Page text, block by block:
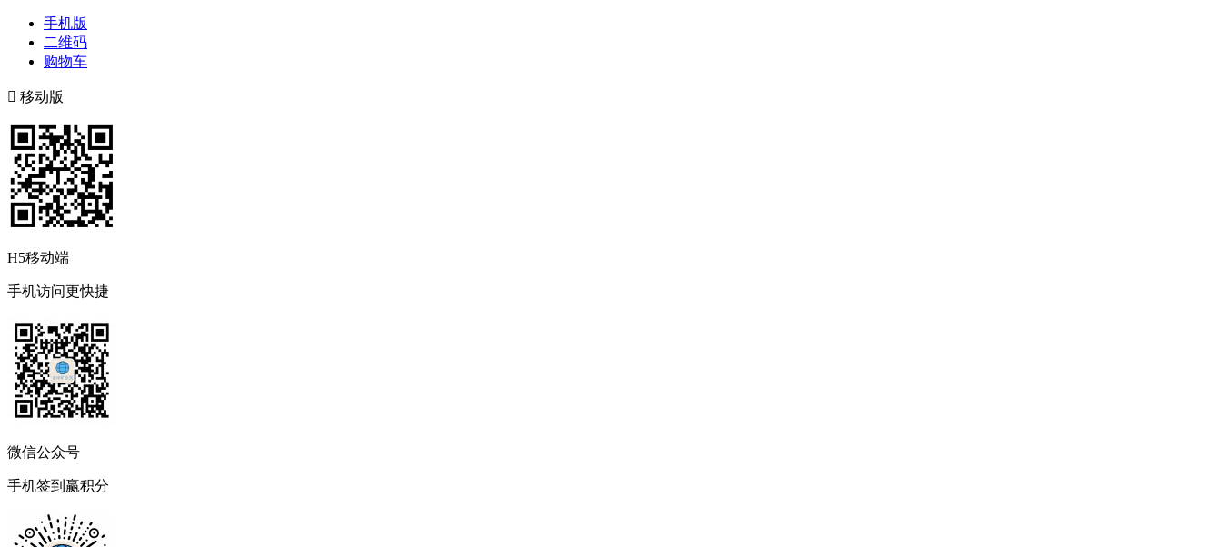
手机版
二维码
购物车
 移动版
H5移动端
手机访问更快捷
微信公众号
手机签到赢积分